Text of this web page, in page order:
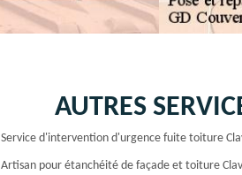
AUTRES
Service d'intervention d'urgence fuite toiture
Artisan pour étanchéité de façade et toiture